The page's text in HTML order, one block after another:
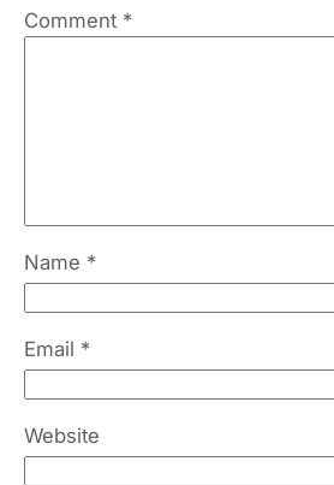
Comment *
Name *
Email *
Website